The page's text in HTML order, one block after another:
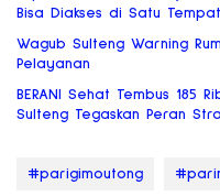
Bisa Diakses di Satu Tempat
Wagub Sulteng Warning
Pelayanan
BERANI Sehat Tembus 185
Sulteng Tegaskan Peran
#parigimoutong